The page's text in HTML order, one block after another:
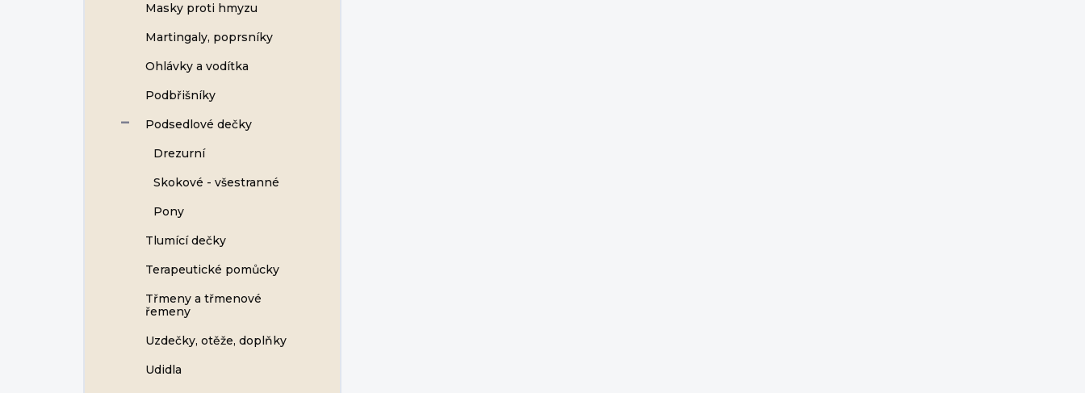
Masky proti hmyzu
Martingaly, poprsníky
Ohlávky a vodítka
Podbřišníky
Podsedlové dečky
Drezurní
Skokové - všestranné
Pony
Tlumící dečky
Terapeutické pomůcky
Třmeny a třmenové
řemeny
Uzdečky, otěže, doplňky
Udidla